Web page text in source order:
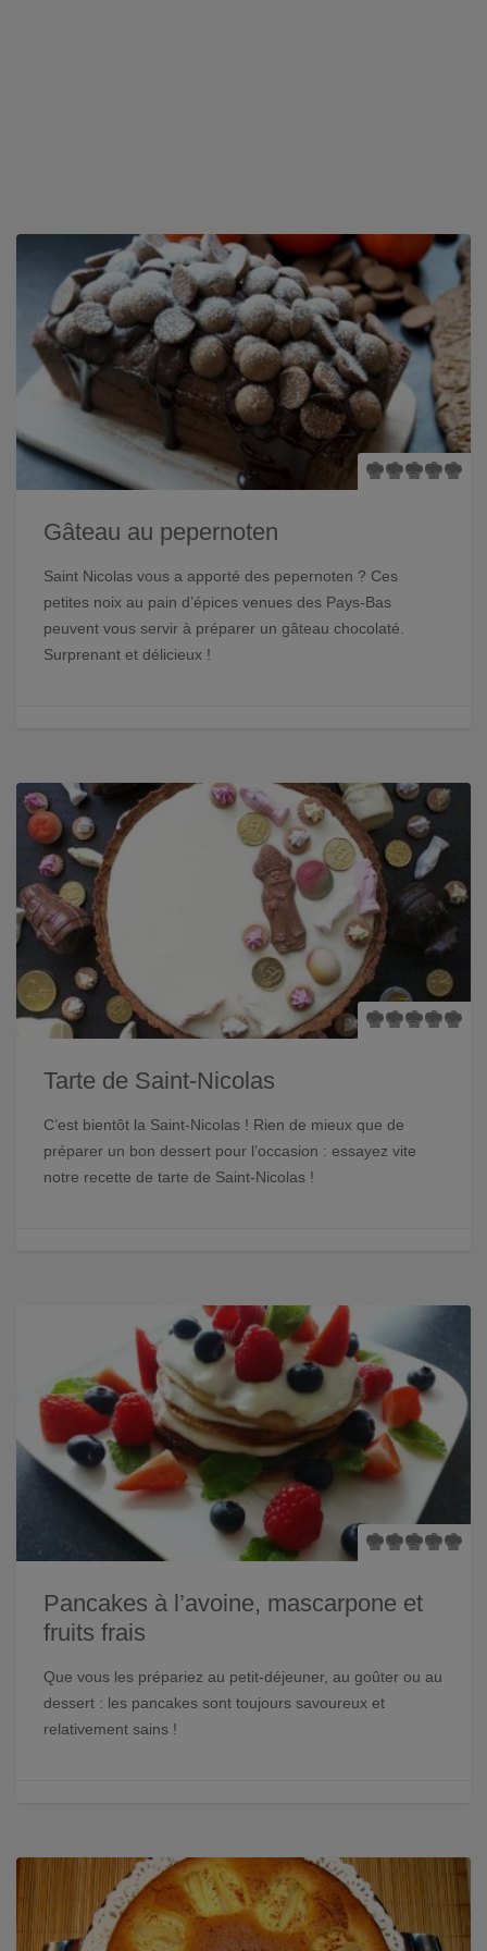
Gâteau au pepernoten
Saint Nicolas vous a apporté des pepernoten ? Ces
petites noix au pain d’épices venues des Pays-Bas
peuvent vous servir à préparer un gâteau chocolaté.
Surprenant et délicieux !
Tarte de Saint-Nicolas
C’est bientôt la Saint-Nicolas ! Rien de mieux que de
préparer un bon dessert pour l’occasion : essayez vite
notre recette de tarte de Saint-Nicolas !
Pancakes à l’avoine, mascarpone et
fruits frais
Que vous les prépariez au petit-déjeuner, au goûter ou au
dessert : les pancakes sont toujours savoureux et
relativement sains !